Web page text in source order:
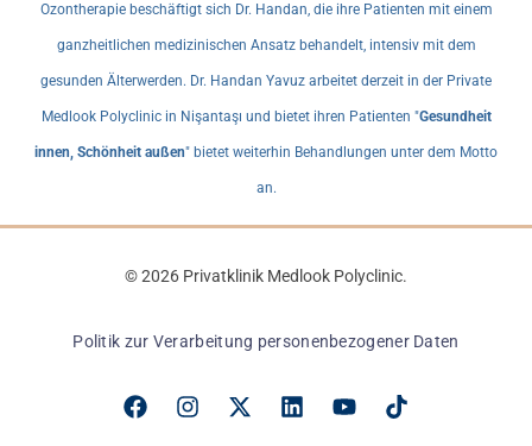
Ozontherapie beschäftigt sich Dr. Handan, die ihre Patienten mit einem
ganzheitlichen medizinischen Ansatz behandelt, intensiv mit dem
gesunden Älterwerden. Dr. Handan Yavuz arbeitet derzeit in der Private
Medlook Polyclinic in Nişantaşı und bietet ihren Patienten "Gesundheit
innen, Schönheit außen" bietet weiterhin Behandlungen unter dem Motto
an.
© 2026 Privatklinik Medlook Polyclinic.
Politik zur Verarbeitung personenbezogener Daten